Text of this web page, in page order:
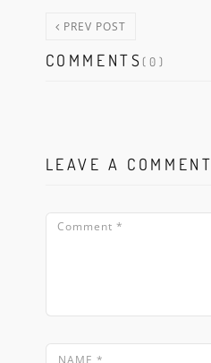
PREV POST
COMMENTS (0)
LEAVE A COMMENT